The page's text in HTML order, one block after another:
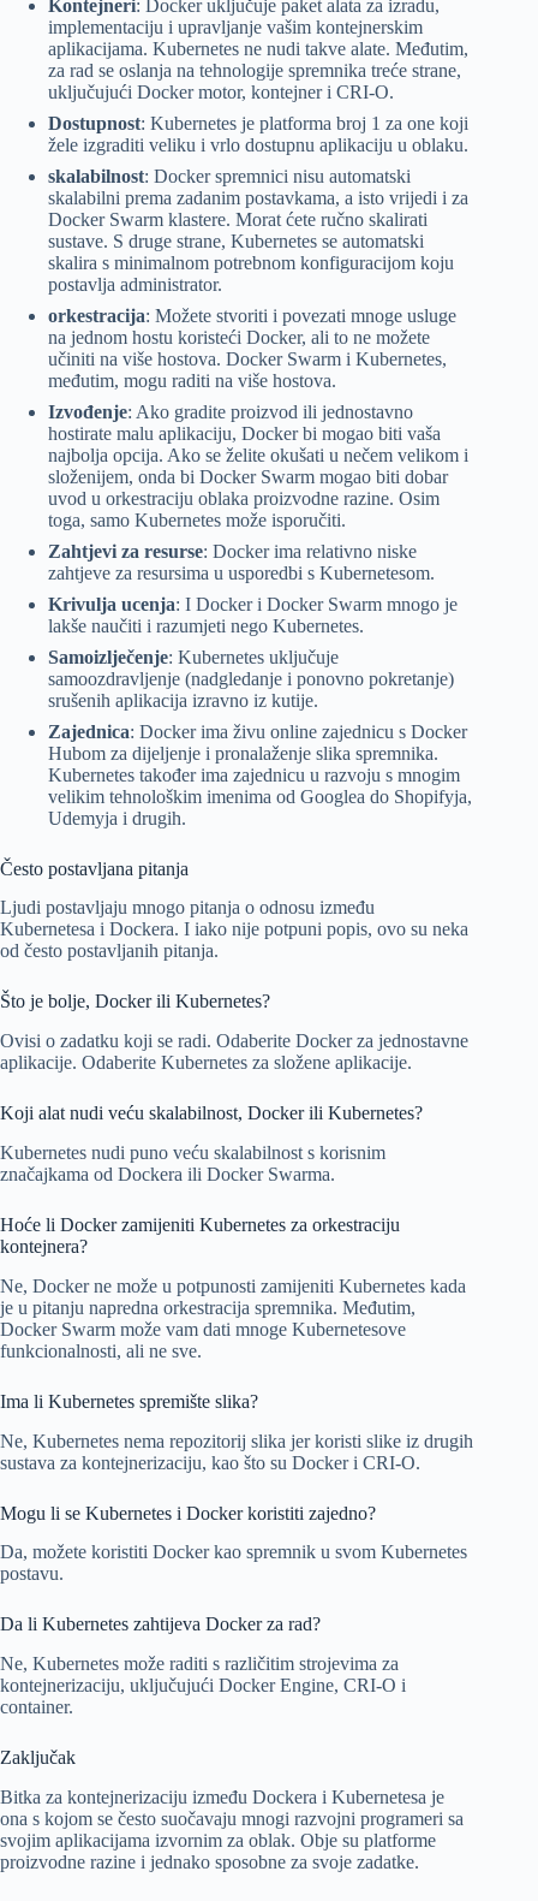
Kontejneri: Docker uključuje paket alata za izradu,
implementaciju i upravljanje vašim kontejnerskim
aplikacijama. Kubernetes ne nudi takve alate. Međutim,
za rad se oslanja na tehnologije spremnika treće strane,
uključujući Docker motor, kontejner i CRI-O.
Dostupnost: Kubernetes je platforma broj 1 za one koji
žele izgraditi veliku i vrlo dostupnu aplikaciju u oblaku.
skalabilnost: Docker spremnici nisu automatski
skalabilni prema zadanim postavkama, a isto vrijedi i za
Docker Swarm klastere. Morat ćete ručno skalirati
sustave. S druge strane, Kubernetes se automatski
skalira s minimalnom potrebnom konfiguracijom koju
postavlja administrator.
orkestracija: Možete stvoriti i povezati mnoge usluge
na jednom hostu koristeći Docker, ali to ne možete
učiniti na više hostova. Docker Swarm i Kubernetes,
međutim, mogu raditi na više hostova.
Izvođenje: Ako gradite proizvod ili jednostavno
hostirate malu aplikaciju, Docker bi mogao biti vaša
najbolja opcija. Ako se želite okušati u nečem velikom i
složenijem, onda bi Docker Swarm mogao biti dobar
uvod u orkestraciju oblaka proizvodne razine. Osim
toga, samo Kubernetes može isporučiti.
Zahtjevi za resurse: Docker ima relativno niske
zahtjeve za resursima u usporedbi s Kubernetesom.
Krivulja ucenja: I Docker i Docker Swarm mnogo je
lakše naučiti i razumjeti nego Kubernetes.
Samoizlječenje: Kubernetes uključuje
samoozdravljenje (nadgledanje i ponovno pokretanje)
srušenih aplikacija izravno iz kutije.
Zajednica: Docker ima živu online zajednicu s Docker
Hubom za dijeljenje i pronalaženje slika spremnika.
Kubernetes također ima zajednicu u razvoju s mnogim
velikim tehnološkim imenima od Googlea do Shopifyja,
Udemyja i drugih.
Često postavljana pitanja
Ljudi postavljaju mnogo pitanja o odnosu između
Kubernetesa i Dockera. I iako nije potpuni popis, ovo su neka
od često postavljanih pitanja.
Što je bolje, Docker ili Kubernetes?
Ovisi o zadatku koji se radi. Odaberite Docker za jednostavne
aplikacije. Odaberite Kubernetes za složene aplikacije.
Koji alat nudi veću skalabilnost, Docker ili Kubernetes?
Kubernetes nudi puno veću skalabilnost s korisnim
značajkama od Dockera ili Docker Swarma.
Hoće li Docker zamijeniti Kubernetes za orkestraciju
kontejnera?
Ne, Docker ne može u potpunosti zamijeniti Kubernetes kada
je u pitanju napredna orkestracija spremnika. Međutim,
Docker Swarm može vam dati mnoge Kubernetesove
funkcionalnosti, ali ne sve.
Ima li Kubernetes spremište slika?
Ne, Kubernetes nema repozitorij slika jer koristi slike iz drugih
sustava za kontejnerizaciju, kao što su Docker i CRI-O.
Mogu li se Kubernetes i Docker koristiti zajedno?
Da, možete koristiti Docker kao spremnik u svom Kubernetes
postavu.
Da li Kubernetes zahtijeva Docker za rad?
Ne, Kubernetes može raditi s različitim strojevima za
kontejnerizaciju, uključujući Docker Engine, CRI-O i
container.
Zaključak
Bitka za kontejnerizaciju između Dockera i Kubernetesa je
ona s kojom se često suočavaju mnogi razvojni programeri sa
svojim aplikacijama izvornim za oblak. Obje su platforme
proizvodne razine i jednako sposobne za svoje zadatke.